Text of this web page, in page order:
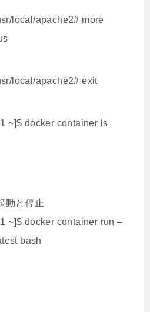
local/apache2# more
local/apache2# exit
~]$ docker container ls
動と停止
~]$ docker container run –
bash